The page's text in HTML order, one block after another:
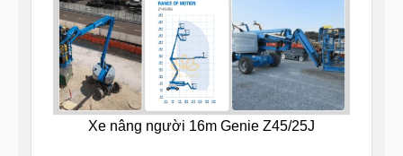
Xe nâng người 16m Genie Z45/25J